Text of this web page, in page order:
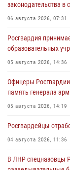
законодательства в
06 августа 2026, 07:31
Росгвардия
образовательных
05 августа 2026, 14:36
Офицеры
память генерала
05 августа 2026, 14:19
Росгвардейцы
04 августа 2026, 11:36
В ЛНР спецназовцы